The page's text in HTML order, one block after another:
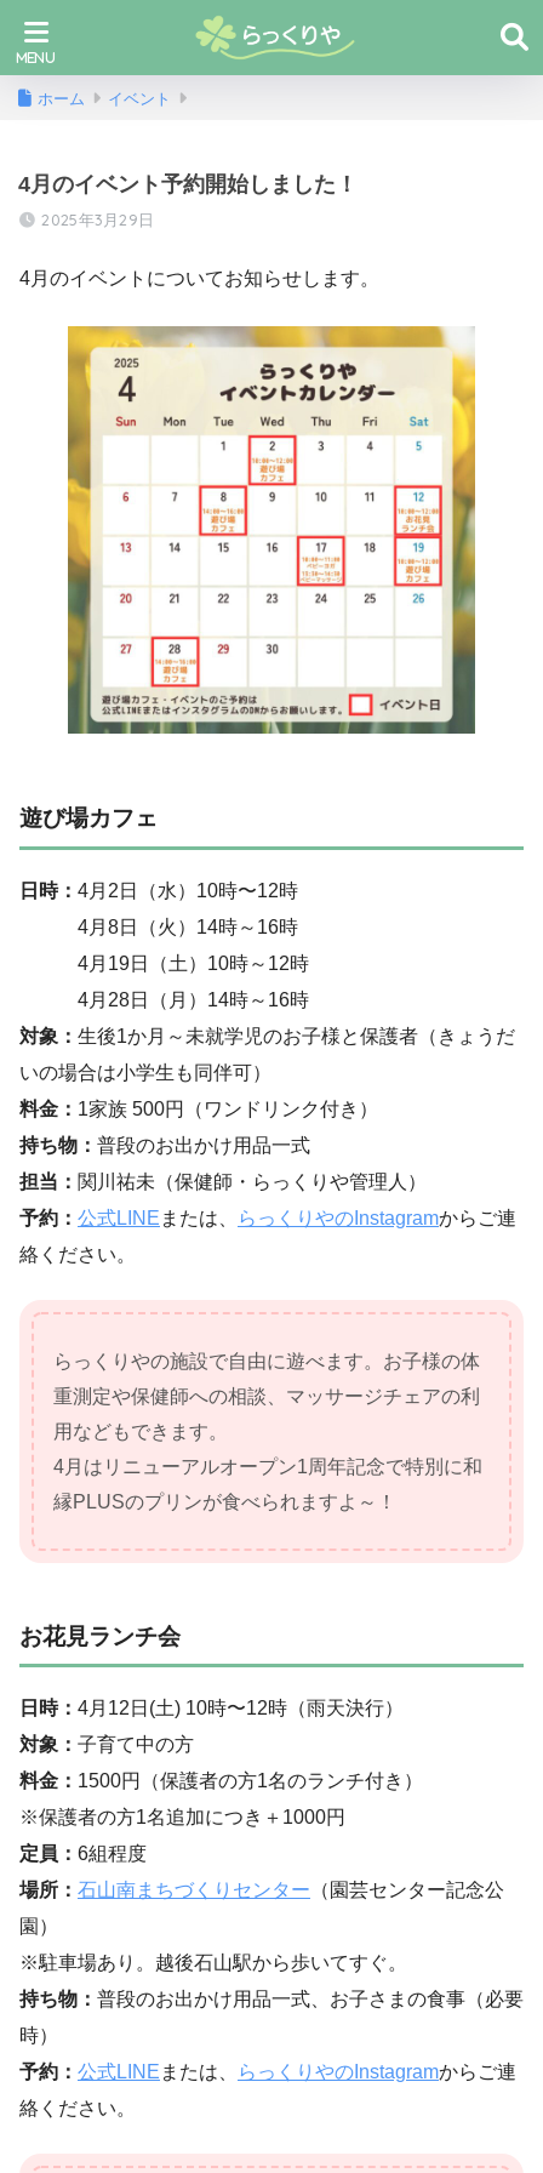
ホーム イベント
4月のイベント予約開始しました！
2025年3月29日
4月のイベントについてお知らせします。
遊び場カフェ
日時： 4月2日（水）10時〜12時
4月8日（火）14時～16時
4月19日（土）10時～12時
4月28日（月）14時～16時
対象： 生後1か月～未就学児のお子様と保護者（きょうだ
いの場合は小学生も同伴可）
料金： 1家族 500円（ワンドリンク付き）
持ち物： 普段のお出かけ用品一式
担当： 関川祐未（保健師・らっくりや管理人）
予約： 公式LINE または、 らっくりやのInstagramからご連
絡ください。
らっくりやの施設で自由に遊べます。お子様の体
重測定や保健師への相談、マッサージチェアの利
用などもできます。
4月はリニューアルオープン1周年記念で特別に和
縁PLUSのプリンが食べられますよ～！
お花見ランチ会
日時： 4月12日(土) 10時〜12時（雨天決行）
対象： 子育て中の方
料金： 1500円（保護者の方1名のランチ付き）
※保護者の方1名追加につき＋1000円
定員： 6組程度
場所： 石山南まちづくりセンター （園芸センター記念公
園）
※駐車場あり。越後石山駅から歩いてすぐ。
持ち物： 普段のお出かけ用品一式、お子さまの食事（必要
時）
予約： 公式LINE または、 らっくりやのInstagramからご連
絡ください。